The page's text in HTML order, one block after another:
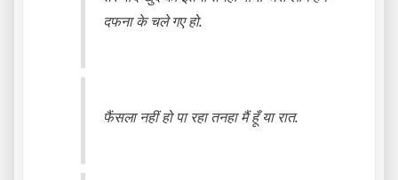
दफना के चले गए हो.
फैंसला नहीं हो पा रहा तनहा मैं हूँ या रात.